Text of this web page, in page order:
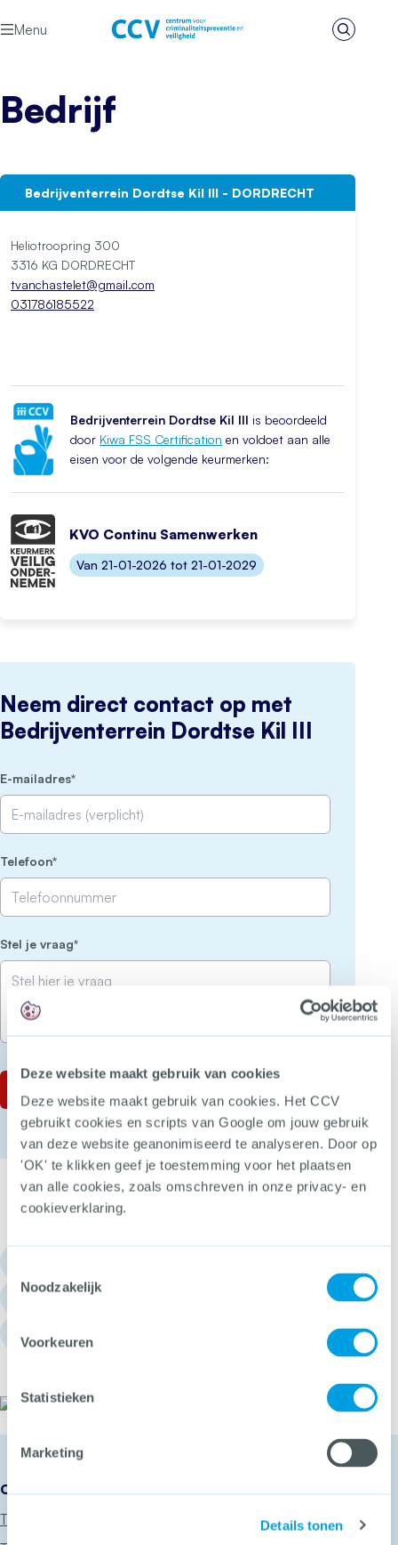
Deze website maakt gebruik van cookies
Deze website maakt gebruik van cookies. Het CCV
gebruikt cookies en scripts van Google om jouw gebruik
van deze website geanonimiseerd te analyseren. Door op
'OK' te klikken geef je toestemming voor het plaatsen
van alle cookies, zoals omschreven in onze privacy- en
cookieverklaring.
Noodzakelijk
Voorkeuren
Statistieken
Marketing
Details tonen
Menu
Zoeken
Bedrijf
Neem direct contact op met
Bedrijventerrein Dordtse Kil III
E-mailadres
Telefoon
Stel je vraag
Bedrijventerrein Dordtse Kil III - DORDRECHT
Heliotroopring 300
3316 KG DORDRECHT
tvanchastelet@gmail.com
031786185522
Bedrijventerrein Dordtse Kil III is beoordeeld
door Kiwa FSS Certification en voldoet aan alle
eisen voor de volgende keurmerken:
KVO Continu Samenwerken
Van 21-01-2026 tot 21-01-2029
info@hetccv.nl
Churchilllaan 11, 3527 GV Utrecht
Onze diensten
Thema’s